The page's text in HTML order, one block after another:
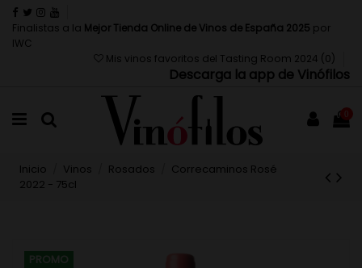
Finalistas a la Mejor Tienda Online de Vinos de España 2025 por
IWC
Mis vinos favoritos del Tasting Room 2024 (0 )
Descarga la app de Vinófilos
0
Inicio Vinos Rosados
Correcaminos Rosé
2022 - 75cl
PROMO